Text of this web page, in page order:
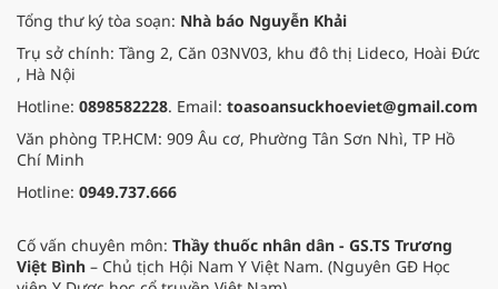
Tổng thư ký tòa soạn: Nhà báo Nguyễn Khải
Trụ sở chính: Tầng 2, Căn 03NV03, khu đô thị Lideco, Hoài Đức
, Hà Nội
Hotline: 0898582228. Email: toasoansuckhoeviet@gmail.com
Văn phòng TP.HCM: 909 Âu cơ, Phường Tân Sơn Nhì, TP Hồ
Chí Minh
Hotline: 0949.737.666
Cố vấn chuyên môn: Thầy thuốc nhân dân - GS.TS Trương
Việt Bình – Chủ tịch Hội Nam Y Việt Nam. (Nguyên GĐ Học